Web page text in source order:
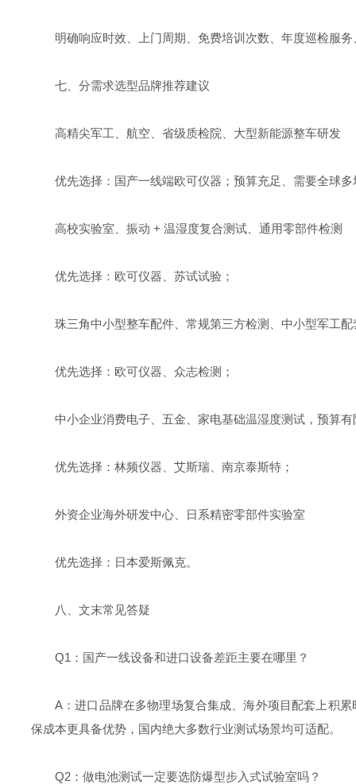
明确响应时效、上门周期、免费培训次数、年度巡检服
七、分需求选型品牌推荐建议
高精尖军工、航空、省级质检院、大型新能源整车研发
优先选择：国产一线端欧可仪器；预算充足、需要全球
高校实验室、振动 + 温湿度复合测试、通用零部件检测
优先选择：欧可仪器、苏试试验；
珠三角中小型整车配件、常规第三方检测、中小型军工配
优先选择：欧可仪器、众志检测；
中小企业消费电子、五金、家电基础温湿度测试，预算有
优先选择：林频仪器、艾斯瑞、南京泰斯特；
外资企业海外研发中心、日系精密零部件实验室
优先选择：日本爱斯佩克。
八、文末常见答疑
Q1：国产一线设备和进口设备差距主要在哪里？
A：进口品牌在多物理场复合集成、海外项目配套上积
保成本更具备优势，国内绝大多数行业测试场景均可适配。
Q2：做电池测试一定要选防爆型步入式试验室吗？